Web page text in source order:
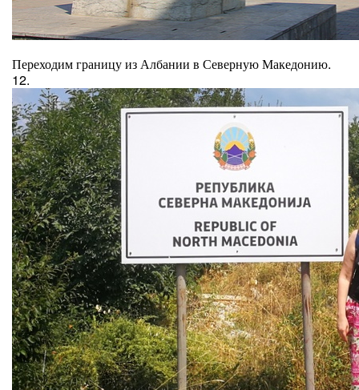
Переходим границу из Албании в Северную Македонию.
12.